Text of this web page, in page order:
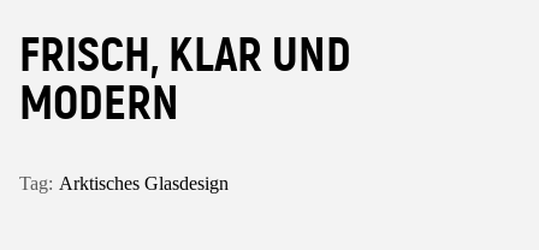
FRISCH, KLAR UND
MODERN
Tag: Arktisches Glasdesign